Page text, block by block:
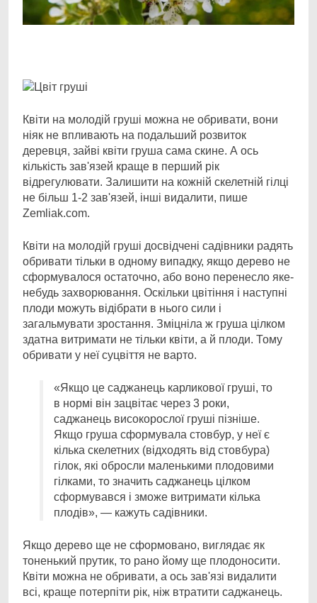
Квіти на молодій груші можна не обривати, вони
ніяк не впливають на подальший розвиток
деревця, зайві квіти груша сама скине. А ось
кількість зав'язей краще в перший рік
відрегулювати. Залишити на кожній скелетній гілці
не більш 1-2 зав'язей, інші видалити, пише
Zemliak.com.
Квіти на молодій груші досвідчені садівники радять
обривати тільки в одному випадку, якщо дерево не
сформувалося остаточно, або воно перенесло яке-
небудь захворювання. Оскільки цвітіння і наступні
плоди можуть відібрати в нього сили і
загальмувати зростання. Зміцніла ж груша цілком
здатна витримати не тільки квіти, а й плоди. Тому
обривати у неї суцвіття не варто.
«Якщо це саджанець карликової груші, то
в нормі він зацвітає через 3 роки,
саджанець високорослої груші пізніше.
Якщо груша сформувала стовбур, у неї є
кілька скелетних (відходять від стовбура)
гілок, які обросли маленькими плодовими
гілками, то значить саджанець цілком
сформувався і зможе витримати кілька
плодів», — кажуть садівники.
Якщо дерево ще не сформовано, виглядає як
тоненький прутик, то рано йому ще плодоносити.
Квіти можна не обривати, а ось зав'язі видалити
всі, краще потерпіти рік, ніж втратити саджанець.